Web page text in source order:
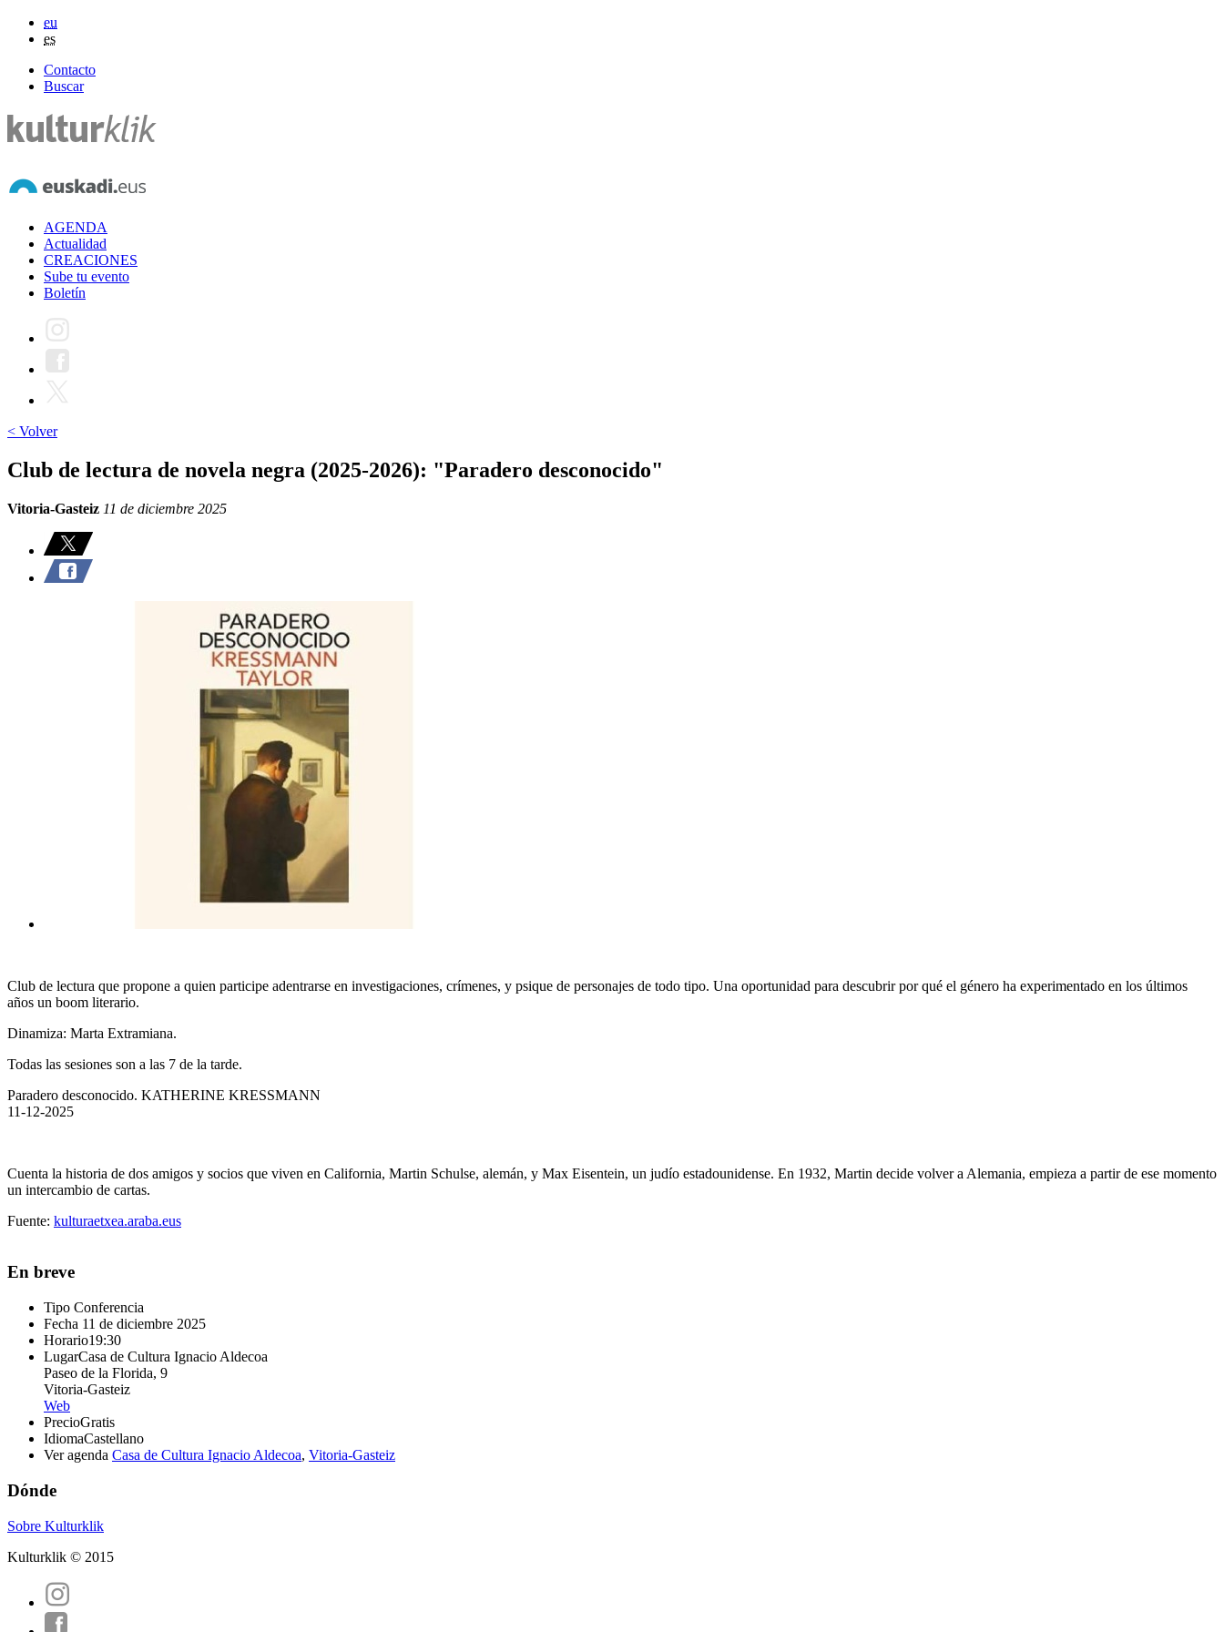
eu
es
Contacto
Buscar
AGENDA
Actualidad
CREACIONES
Sube tu evento
Boletín
< Volver
Club de lectura de novela negra (2025-2026): "Paradero desconocido"
Vitoria-Gasteiz 11 de diciembre 2025
Club de lectura que propone a quien participe adentrarse en investigaciones, crímenes, y psique de personajes de todo tipo. Una oportunidad para descubrir por qué el género ha experimentado en los últimos
años un boom literario.
Dinamiza: Marta Extramiana.
Todas las sesiones son a las 7 de la tarde.
Paradero desconocido. KATHERINE KRESSMANN
11-12-2025
Cuenta la historia de dos amigos y socios que viven en California, Martin Schulse, alemán, y Max Eisentein, un judío estadounidense. En 1932, Martin decide volver a Alemania, empieza a partir de ese momento
un intercambio de cartas.
Fuente: kulturaetxea.araba.eus
En breve
Tipo Conferencia
Fecha 11 de diciembre 2025
Horario19:30
LugarCasa de Cultura Ignacio Aldecoa
Paseo de la Florida, 9
Vitoria-Gasteiz
Web
PrecioGratis
IdiomaCastellano
Ver agenda Casa de Cultura Ignacio Aldecoa, Vitoria-Gasteiz
Dónde
Sobre Kulturklik
Kulturklik © 2015